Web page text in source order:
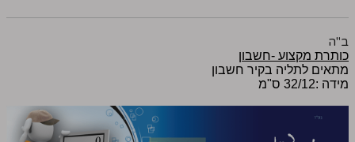
ב"ה
כותרת מקצוע -חשבון
מתאים לתליה בקיר חשבון
מידה :32/12 ס"מ